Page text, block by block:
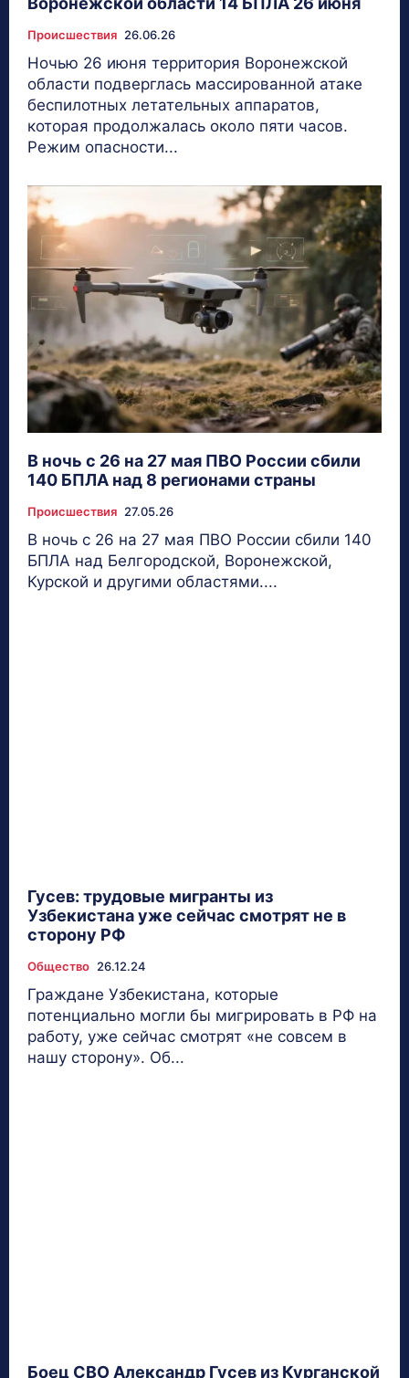
Происшествия 26.06.26
Ночью 26 июня территория Воронежской
области подверглась массированной атаке
беспилотных летательных аппаратов,
которая продолжалась около пяти часов.
Режим опасности...
В ночь с 26 на 27 мая ПВО России сбили
140 БПЛА над 8 регионами страны
Происшествия 27.05.26
В ночь с 26 на 27 мая ПВО России сбили 140
БПЛА над Белгородской, Воронежской,
Курской и другими областями....
Гусев: трудовые мигранты из
Узбекистана уже сейчас смотрят не в
сторону РФ
Общество 26.12.24
Граждане Узбекистана, которые
потенциально могли бы мигрировать в РФ на
работу, уже сейчас смотрят «не совсем в
нашу сторону». Об...
Боец СВО Александр Гусев из Курганской